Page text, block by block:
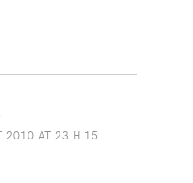
2010 AT 23 H 15